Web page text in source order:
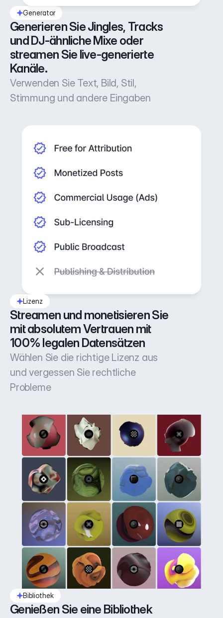
Generator
Generieren Sie Jingles, Tracks
und DJ-ähnliche Mixe oder
streamen Sie live-generierte
Kanäle.
Verwenden Sie Text, Bild, Stil,
Stimmung und andere Eingaben
Lizenz
Streamen und monetisieren Sie
mit absolutem Vertrauen mit
100% legalen Datensätzen
Wählen Sie die richtige Lizenz aus
und vergessen Sie rechtliche
Probleme
Bibliothek
Genießen Sie eine Bibliothek